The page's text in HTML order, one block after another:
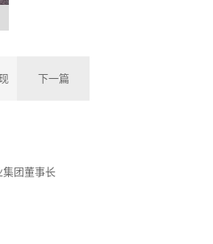
下一篇
团董事长